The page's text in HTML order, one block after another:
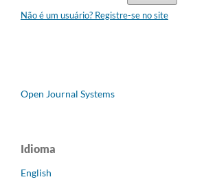
Não é um usuário? Registre-se no site
Open Journal Systems
Idioma
English